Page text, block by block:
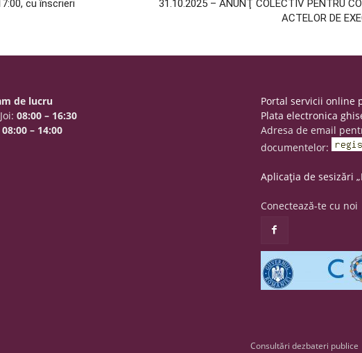
cu înscrieri
31.10.2025 – ANUNŢ COLECTIV PENTRU
ACTELOR DE
de lucru
08:00 – 16:30
08:00 – 14:00
Portal servicii online
Plata electronica
Adresa de email
documentelor:
Aplicația de sesizări
Conectează-te cu noi
Consultări dezbateri publice